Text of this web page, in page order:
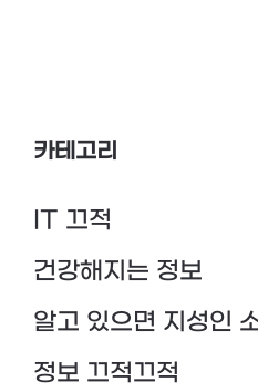
카테고리
IT 끄적
건강해지는 정보
알고 있으면 지성인
정보 끄적끄적